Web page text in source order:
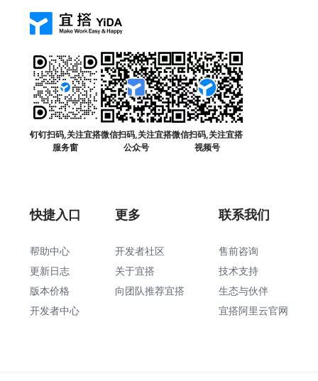
钉钉扫码,关注宜搭
服务窗
微信扫码,关注宜搭
公众号
微信扫码,关注宜搭
视频号
快捷入口
帮助中心
更新日志
版本价格
开发者中心
更多
开发者社区
关于宜搭
向团队推荐宜搭
联系我们
售前咨询
技术支持
生态与伙伴
宜搭阿里云官网